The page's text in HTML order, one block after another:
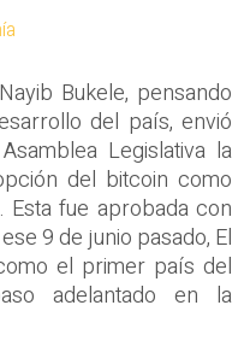
Bukele, pensando
del país, envió
Legislativa la
del bitcoin como
Esta fue aprobada con
9 de junio pasado, El
el primer país del
adelantado en la